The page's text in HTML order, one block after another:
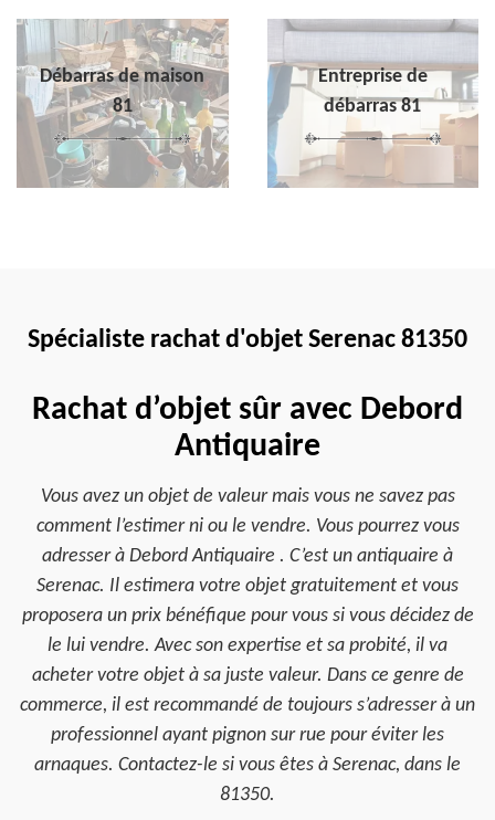
Débarras de maison
81
Entreprise de
débarras 81
Spécialiste rachat d'objet Serenac 81350
Rachat d’objet sûr avec Debord
Antiquaire
Vous avez un objet de valeur mais vous ne savez pas
comment l’estimer ni ou le vendre. Vous pourrez vous
adresser à Debord Antiquaire . C’est un antiquaire à
Serenac. Il estimera votre objet gratuitement et vous
proposera un prix bénéfique pour vous si vous décidez de
le lui vendre. Avec son expertise et sa probité, il va
acheter votre objet à sa juste valeur. Dans ce genre de
commerce, il est recommandé de toujours s’adresser à un
professionnel ayant pignon sur rue pour éviter les
arnaques. Contactez-le si vous êtes à Serenac, dans le
81350.